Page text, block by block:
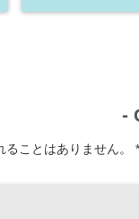
-
ことはありません。
*